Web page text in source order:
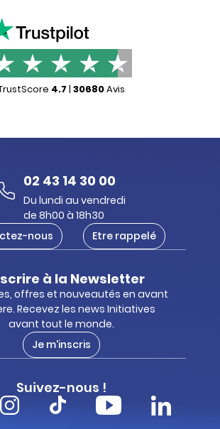
4.7 | 30680Avis
02 43 14 30 00
Du lundi au vendredi
de 8h00 à 18h30
nous
Etre rappelé
à la Newsletter
offres et nouveautés en avant
Recevez les news Initiatives
avant tout le monde.
Je m'inscris
Suivez-nous !